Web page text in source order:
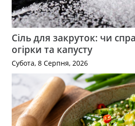
Сіль для закруток: чи
огірки та капусту
Субота, 8 Серпня, 2026